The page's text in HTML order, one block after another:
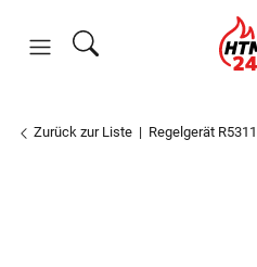
Zurück zur Liste Regelgerät